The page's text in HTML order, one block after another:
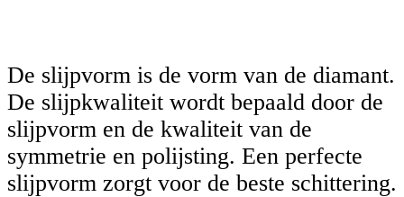
De slijpvorm is de vorm van de diamant.
De slijpkwaliteit wordt bepaald door de
slijpvorm en de kwaliteit van de
symmetrie en polijsting. Een perfecte
slijpvorm zorgt voor de beste schittering.